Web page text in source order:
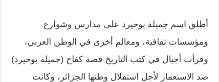
أطلق اسم جميلة بوحيرد على مدارس وشوارع
ومؤسسات ثقافية، ومعالم أخرى في الوطن العربي،
وقرأت أجيال في كتب التاريخ قصة كفاح (جميلة بوحيرد)
ضد الاستعمار لأجل استقلال وطنها الجزائر، وكانت